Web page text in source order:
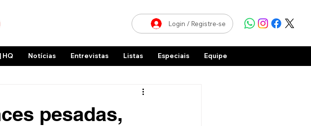
Login / Registre-se
HQ Notícias Entrevistas Listas Especiais Equipe
pesadas,